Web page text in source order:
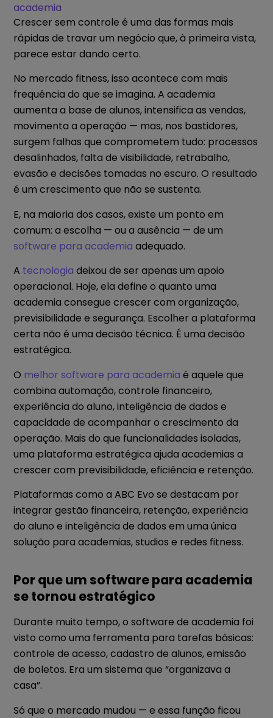
academia
Crescer sem controle é uma das formas mais
rápidas de travar um negócio que, à primeira vista,
parece estar dando certo.
No mercado fitness, isso acontece com mais
frequência do que se imagina. A academia
aumenta a base de alunos, intensifica as vendas,
movimenta a operação — mas, nos bastidores,
surgem falhas que comprometem tudo: processos
desalinhados, falta de visibilidade, retrabalho,
evasão e decisões tomadas no escuro. O resultado
é um crescimento que não se sustenta.
E, na maioria dos casos, existe um ponto em
comum: a escolha — ou a ausência — de um
software para academia adequado.
A tecnologia deixou de ser apenas um apoio
operacional. Hoje, ela define o quanto uma
academia consegue crescer com organização,
previsibilidade e segurança. Escolher a plataforma
certa não é uma decisão técnica. É uma decisão
estratégica.
O melhor software para academia é aquele que
combina automação, controle financeiro,
experiência do aluno, inteligência de dados e
capacidade de acompanhar o crescimento da
operação. Mais do que funcionalidades isoladas,
uma plataforma estratégica ajuda academias a
crescer com previsibilidade, eficiência e retenção.
Plataformas como a ABC Evo se destacam por
integrar gestão financeira, retenção, experiência
do aluno e inteligência de dados em uma única
solução para academias, studios e redes fitness.
Por que um software para academia
se tornou estratégico
Durante muito tempo, o software de academia foi
visto como uma ferramenta para tarefas básicas:
controle de acesso, cadastro de alunos, emissão
de boletos. Era um sistema que “organizava a
casa”.
Só que o mercado mudou — e essa função ficou